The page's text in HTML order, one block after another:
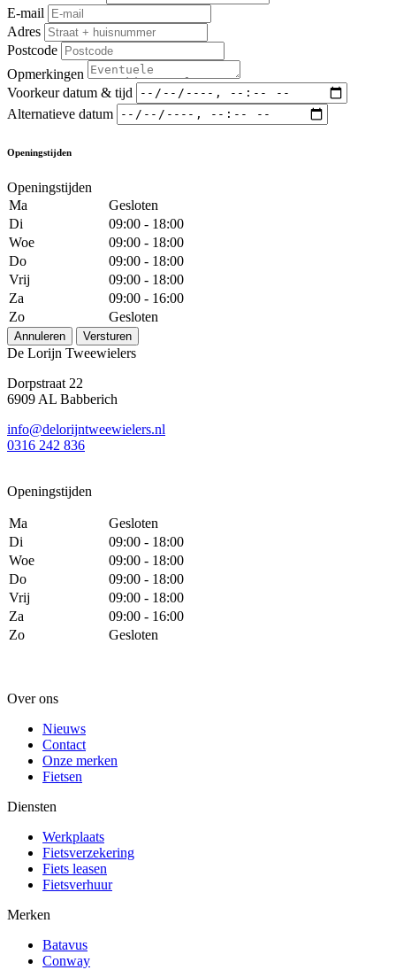
E-mail
Adres
Postcode
Opmerkingen
Voorkeur datum & tijd
Alternatieve datum
Openingstijden
Openingstijden
Ma
Gesloten
Di
09:00 - 18:00
Woe
09:00 - 18:00
Do
09:00 - 18:00
Vrij
09:00 - 18:00
Za
09:00 - 16:00
Zo
Gesloten
Annuleren Versturen
De Lorijn Tweewielers
Dorpstraat 22
6909 AL Babberich
info@delorijntweewielers.nl
0316 242 836
Openingstijden
Ma
Gesloten
Di
09:00 - 18:00
Woe
09:00 - 18:00
Do
09:00 - 18:00
Vrij
09:00 - 18:00
Za
09:00 - 16:00
Zo
Gesloten
Over ons
Nieuws
Contact
Onze merken
Fietsen
Diensten
Werkplaats
Fietsverzekering
Fiets leasen
Fietsverhuur
Merken
Batavus
Conway